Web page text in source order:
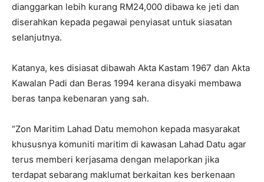
dianggarkan lebih kurang RM24,000 dibawa ke jeti dan
diserahkan kepada pegawai penyiasat untuk siasatan
selanjutnya.
Katanya, kes disiasat dibawah Akta Kastam 1967 dan Akta
Kawalan Padi dan Beras 1994 kerana disyaki membawa
beras tanpa kebenaran yang sah.
“Zon Maritim Lahad Datu memohon kepada masyarakat
khususnya komuniti maritim di kawasan Lahad Datu agar
terus memberi kerjasama dengan melaporkan jika
terdapat sebarang maklumat berkaitan kes berkenaan